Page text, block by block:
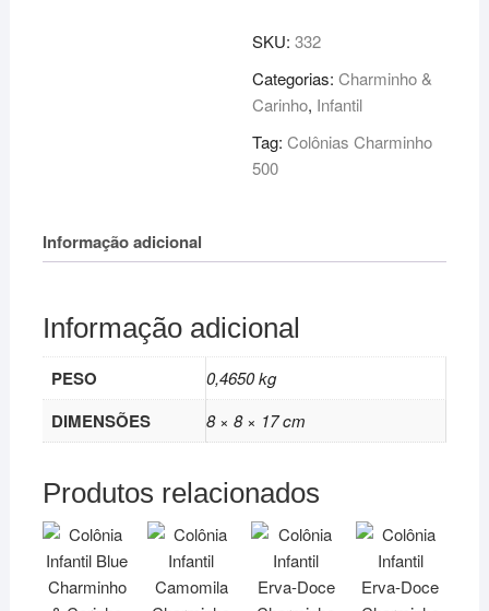
Blue
quantidade
SKU:332
Categorias:Charminho &
Carinho, Infantil
Tag:Colônias Charminho
500
Informação adicional
Informação adicional
PESO 0,4650 kg
DIMENSÕES 8 × 8 × 17 cm
Produtos relacionados